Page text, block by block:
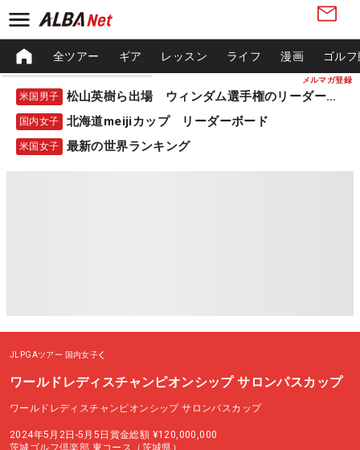
メルマガ登録
全ツアー ギア レッスン ライフ 漫画 ゴル
米国男子 松山英樹ら出場 ウィンダム選手権のリーダーボード
国内女子 北海道meijiカップ リーダーボード
米国女子 最新の世界ランキング
JLPGAツアー 国内女子
ワールドレディスチャンピオンシップ サロンパスカップ
ワールドレディスチャンピオンシップ サロンパスカップ
2024年5月2日-5月5日 賞金総額 ¥120,000,000